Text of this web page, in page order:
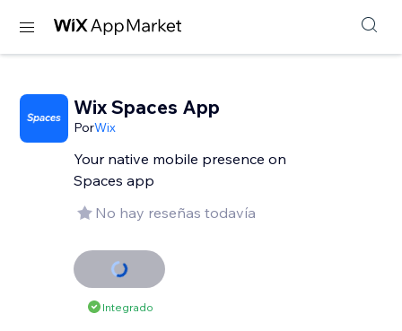
Wix Spaces App
PorWix
Your native mobile presence on
Spaces app
No hay reseñas todavía
Integrado